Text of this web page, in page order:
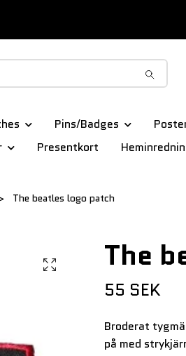
Pins/Badges
Presentkort
The beatles logo patch
The
55 SEK
Broderat
på med